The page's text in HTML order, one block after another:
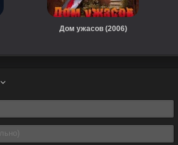
Дом ужасов (2006)